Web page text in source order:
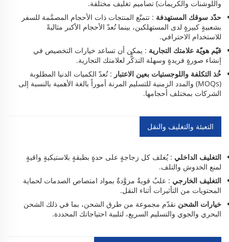
واللوشنات والكريمات) تصاميم تغليف مختلفة.
حدّد سوقك المستهدفة : تتمتّع المنتجات ذات الأحجام المصمَّمة للسفر
بشعبيةٍ كبيرةٍ لدى المستهلكين، بينما تُعدّ الأحجام الأكبر مثاليةً
للاستخدام الاحترافي.
قيّم هويّة علامتك التجارية : يمكن أن تساعد خيارات التخصيص في
إنشاء صورةٍ فريدةٍ وسهلة التذكُّر لعلامتك التجارية.
خُذ التكلفة واللوجستيات بعين الاعتبار : تُعدّ الكميات الدنيا المطلوبة
(MOQs) والمدد الزمنية للتسليم المرنة أموراً بالغة الأهمية بالنسبة إلى
الشركات بمختلف أحجامها.
التعبئة والتغليف والنقل
التغليف الداخلي : يُغلف كل زجاجةٍ على حدةٍ بطبقةٍ بلاستيكيةٍ واقيةٍ
لمنع الخدوش والتلف.
التغليف الخارجي : علبٌ قويةٌ مزوَّدةٌ بمواد امتصاص الصدمات لحماية
المحتويات من التأثيرات أثناء النقل.
خيارات الشحن نقدّم مجموعة من طرق الشحن، بما في ذلك الشحن
البحري والجوي والتسليم السريع، لتلبية احتياجاتك المحددة.